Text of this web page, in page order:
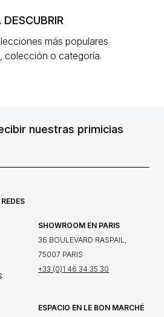
DESCUBRIR
más populares
colección o categoría.
nuestras primicias
SHOWROOM EN PARIS
36 BOULEVARD RASPAIL,
75007 PARIS
+33 (0)1 46 34 35 30
ESPACIO EN LE BON MARCHÉ